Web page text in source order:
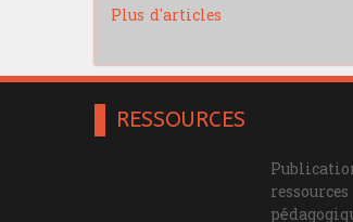
Plus d'articles
RESSOURCES
ressources